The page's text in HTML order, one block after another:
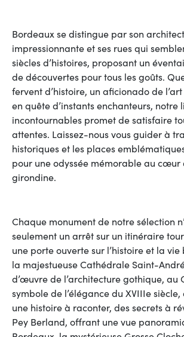
Bordeaux se distingue par son
impressionnante et ses rues qui
siècles d’histoires, proposant un
de découvertes pour tous les goûts.
fervent d’histoire, un aficionado de
en quête d’instants enchanteurs, notre
incontournables promet de satisfaire
attentes. Laissez-nous vous guider à
historiques et les places
pour une odyssée mémorable au
girondine.
Chaque monument de notre sélection
seulement un arrêt sur un itinéraire
une porte ouverte sur l’histoire et la
la majestueuse Cathédrale Saint-
d’œuvre de l’architecture gothique, au
symbole de l’élégance du XVIIIe
une histoire à raconter, des secrets à
Pey Berland, offrant une vue